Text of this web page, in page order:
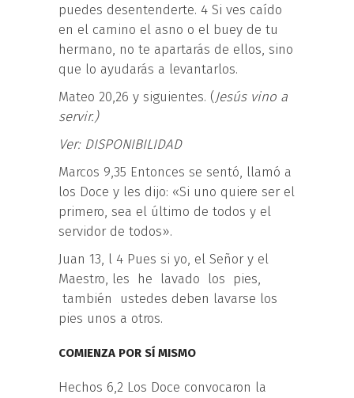
puedes desentenderte. 4 Si ves caído
en el camino el asno o el buey de tu
hermano, no te apartarás de ellos, sino
que lo ayudarás a levantarlos.
Mateo 20,26 y siguientes. (Jesús vino a
servir.)
Ver: DISPONIBILIDAD
Marcos 9,35 Entonces se sentó, llamó a
los Doce y les dijo: «Si uno quiere ser el
primero, sea el último de todos y el
servidor de todos».
Juan 13, l 4 Pues si yo, el Señor y el
Maestro, les he lavado los pies,
también ustedes deben lavarse los
pies unos a otros.
COMIENZA POR SÍ MISMO
Hechos 6,2 Los Doce convocaron la